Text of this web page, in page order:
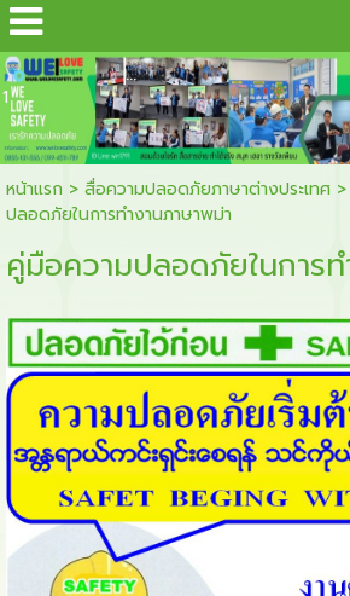
...
1
หน้าแรก > สื่อความปลอดภัยภาษาต่างประเทศ>
ปลอดภัยในการทำงานภาษาพม่า
คู่มือความปลอดภัยในการ